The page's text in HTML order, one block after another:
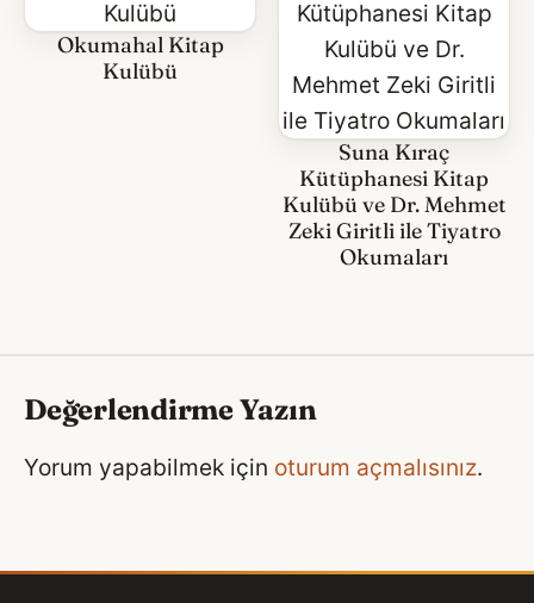
Okumahal Kitap
Kulübü
Suna Kıraç
Kütüphanesi Kitap
Kulübü ve Dr. Mehmet
Zeki Giritli ile Tiyatro
Okumaları
Değerlendirme Yazın
Yorum yapabilmek için oturum açmalısınız.